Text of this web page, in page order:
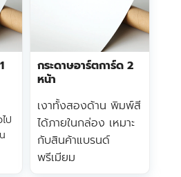
ป
กระดาษอาร์ตการ์ด 2
หน้า
เงาทั้งสองด้าน พิมพ์สี
ได้ภายในกล่อง เหมาะ
กับสินค้าแบรนด์
พรีเมียม